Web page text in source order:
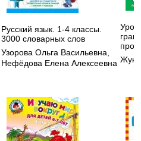
Русский язык. 1-4 классы.
3000 словарных слов
Узорова Ольга Васильевна
Нефёдова Елена Алексеевна